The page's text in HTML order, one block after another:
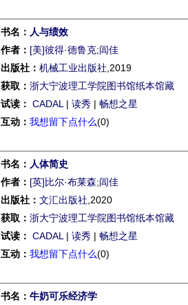
书名： 人与绩效
作者： [美]彼得·德鲁克;闾佳
出版社： 机械工业出版社 ,2019
获取： 浙大宁波理工学院图书馆纸本馆藏
试读： CADAL | 读秀 | 畅想之星
互动： 我想留下点什么(0)
书名： 人体简史
作者： [英]比尔·布莱森;闾佳
出版社： 文汇出版社 ,2020
获取： 浙大宁波理工学院图书馆纸本馆藏
试读： CADAL | 读秀 | 畅想之星
互动： 我想留下点什么(0)
书名： 牛奶可乐经济学